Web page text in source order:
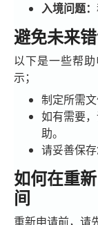
入境问题：
避免未来
以下是一些帮
示；
制定所需
如有需要
助。
请妥善保
如何在重
间
重新申请前，请